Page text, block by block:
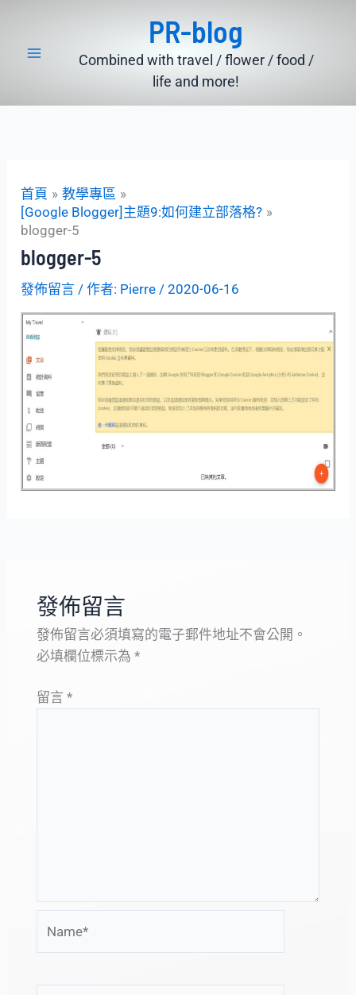
PR-blog
Combined with travel / flower / food /
life and more!
首頁
教學專區
[Google Blogger]主題9:如何建立部落格?
blogger-5
blogger-5
發佈留言 / 作者: Pierre /2020-06-16
發佈留言
發佈留言必須填寫的電子郵件地址不會公開。
必填欄位標示為 *
留言 *